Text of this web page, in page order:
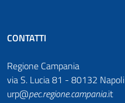
CONTATTI
Regione Campania
via S. Lucia 81 - 80132 Napoli
urp@pec.regione.campania.it